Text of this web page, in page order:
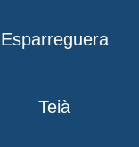
Esparreguera
Teià